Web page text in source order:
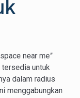
near me”
tersedia untuk
dalam radius
menggabungkan